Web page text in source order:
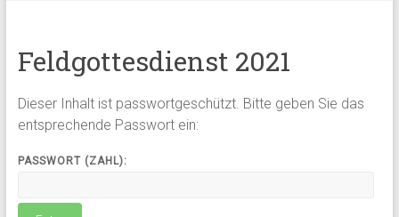
Feldgottesdienst 2021
Dieser Inhalt ist passwortgeschützt. Bitte geben Sie das
entsprechende Passwort ein:
PASSWORT (ZAHL):